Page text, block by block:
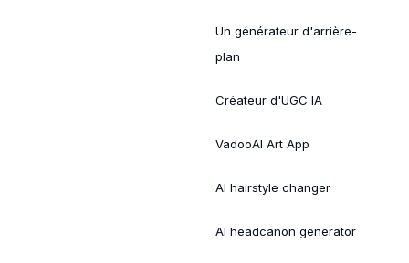
Un générateur d'arrière-
plan
Créateur d'UGC IA
VadooAI Art App
AI hairstyle changer
AI headcanon generator